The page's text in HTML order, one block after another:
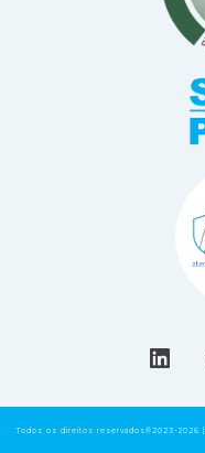
Todos os direitos reservados®2023-2026